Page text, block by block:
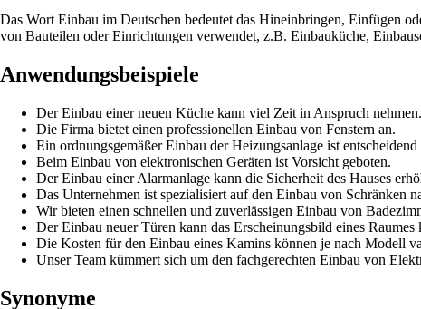
Das Wort Einbau im Deutschen bedeutet das Hineinbringen, Einfügen
von Bauteilen oder Einrichtungen verwendet, z.B. Einbauküche,
Anwendungsbeispiele
Der Einbau einer neuen Küche kann viel Zeit in Anspruch nehmen.
Die Firma bietet einen professionellen Einbau von Fenstern an.
Ein ordnungsgemäßer Einbau der Heizungsanlage ist
Beim Einbau von elektronischen Geräten ist Vorsicht geboten.
Der Einbau einer Alarmanlage kann die Sicherheit des Hauses
Das Unternehmen ist spezialisiert auf den Einbau von Schränken
Wir bieten einen schnellen und zuverlässigen Einbau von
Der Einbau neuer Türen kann das Erscheinungsbild eines Raumes
Die Kosten für den Einbau eines Kamins können je nach Modell
Unser Team kümmert sich um den fachgerechten Einbau von
Synonyme